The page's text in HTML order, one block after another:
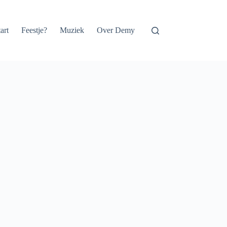
Feestje? Muziek Over Demy